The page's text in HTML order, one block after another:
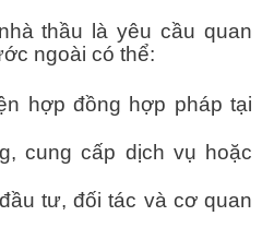
thầu là yêu cầu quan
ngoài có thể:
hợp đồng hợp pháp tại
cung cấp dịch vụ hoặc
tư, đối tác và cơ quan